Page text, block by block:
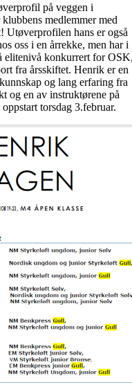
på veggen i
medlemmer med
Utøverprofilen hans er også
oss i en årrekke, men har i
elitenivå konkurrert for
fra årsskiftet. Henrik er en
og lang erfaring fra
og en av instruktørene på
torsdag 3.februar.